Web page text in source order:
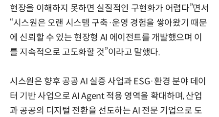
현장을 이해하지 못하면 실질적인 구현화가 어렵다”면서
“시스원은 오랜 시스템 구축·운영 경험을 쌓아왔기 때문
에 신뢰할 수 있는 현장형 AI 에이전트를 개발했으며 이
를 지속적으로 고도화할 것”이라고 말했다.
시스원은 향후 공공 AI 실증 사업과 ESG·환경 분야 데이
터 기반 사업으로 AI Agent 적용 영역을 확대하며, 산업
과 공공의 디지털 전환을 선도하는 AI 전문 기업으로 도